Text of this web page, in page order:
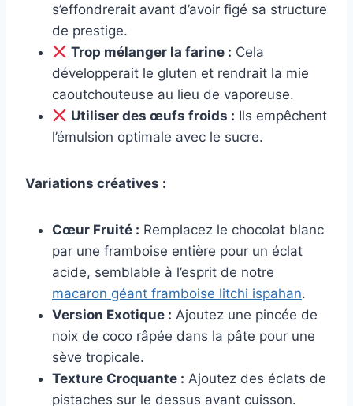
s’effondrerait avant d’avoir figé sa structure
de prestige.
Trop mélanger la farine : Cela
développerait le gluten et rendrait la mie
caoutchouteuse au lieu de vaporeuse.
Utiliser des œufs froids : Ils empêchent
l’émulsion optimale avec le sucre.
Variations créatives :
Cœur Fruité : Remplacez le chocolat blanc
par une framboise entière pour un éclat
acide, semblable à l’esprit de notre
macaron géant framboise litchi ispahan.
Version Exotique : Ajoutez une pincée de
noix de coco râpée dans la pâte pour une
sève tropicale.
Texture Croquante : Ajoutez des éclats de
pistaches sur le dessus avant cuisson.